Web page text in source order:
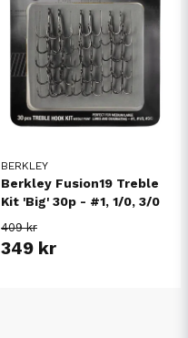
BERKLEY
Berkley Fusion19 Treble
Kit 'Big' 30p - #1, 1/0, 3/0
409 kr
349 kr